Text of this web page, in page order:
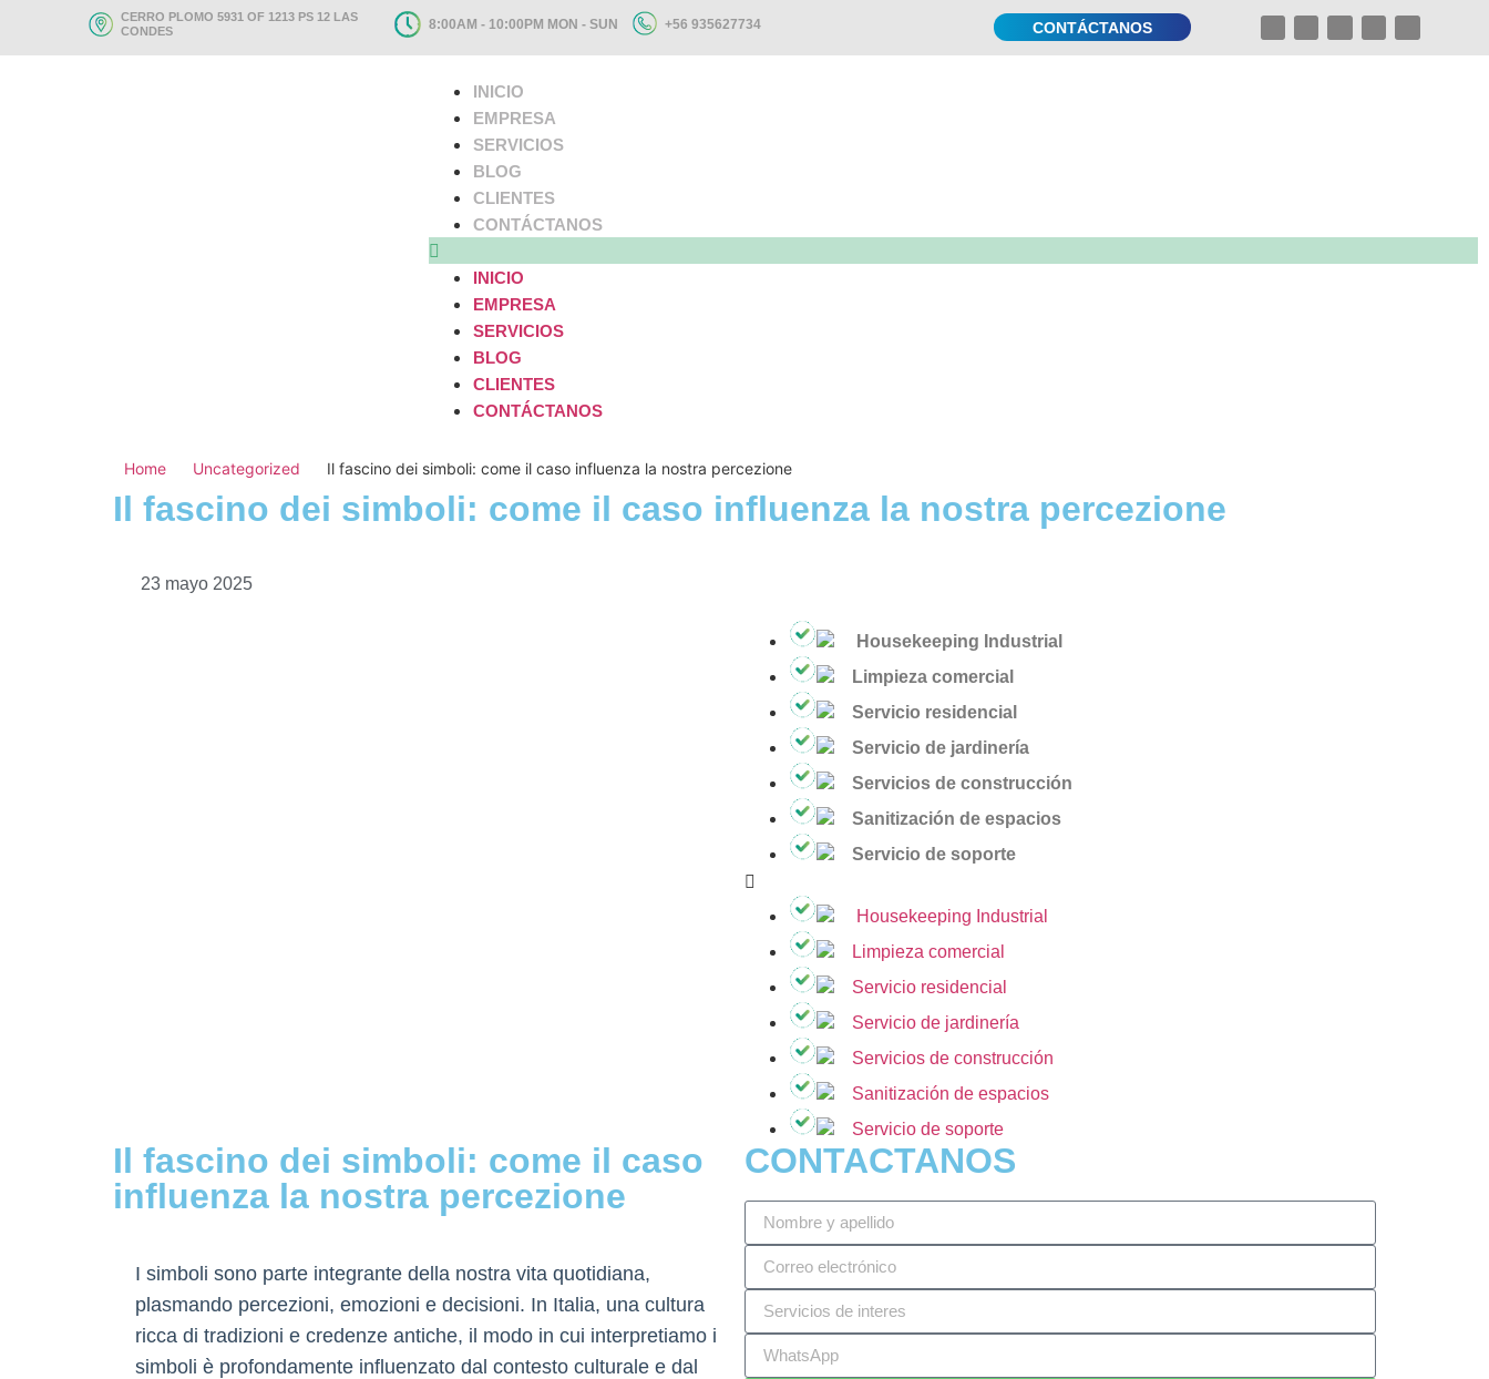
CERRO PLOMO 5931 OF 1213 PS 12 LAS
CONDES
8:00AM - 10:00PM MON - SUN +56 935627734 CONTÁCTANOS
INICIO
EMPRESA
SERVICIOS
BLOG
CLIENTES
CONTÁCTANOS
INICIO
EMPRESA
SERVICIOS
BLOG
CLIENTES
CONTÁCTANOS
Home Uncategorized Il fascino dei simboli: come il caso influenza la nostra percezione
Il fascino dei simboli: come il caso influenza la nostra percezione
23 mayo 2025
Housekeeping Industrial
Limpieza comercial
Servicio residencial
Servicio de jardinería
Servicios de construcción
Sanitización de espacios
Servicio de soporte
Housekeeping Industrial
Limpieza comercial
Servicio residencial
Servicio de jardinería
Servicios de construcción
Sanitización de espacios
Servicio de soporte
Il fascino dei simboli: come il caso
influenza la nostra percezione
I simboli sono parte integrante della nostra vita quotidiana,
plasmando percezioni, emozioni e decisioni. In Italia, una cultura
ricca di tradizioni e credenze antiche, il modo in cui interpretiamo i
simboli è profondamente influenzato dal contesto culturale e dal
CONTACTANOS